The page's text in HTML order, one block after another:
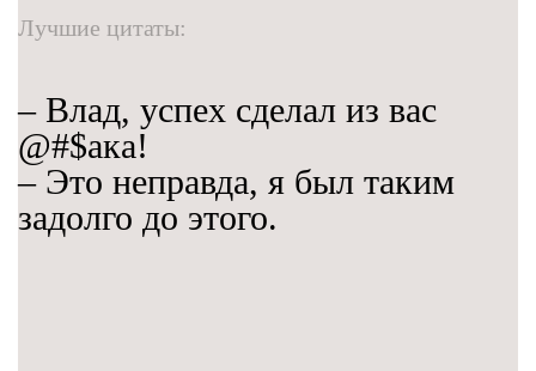
Лучшие цитаты:
– Влад, успех сделал из вас
@#$ака!
– Это неправда, я был таким
задолго до этого.